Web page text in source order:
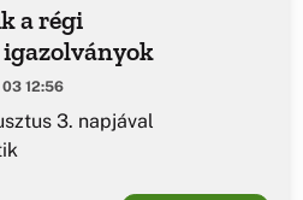
a régi
12:56
3. napjával